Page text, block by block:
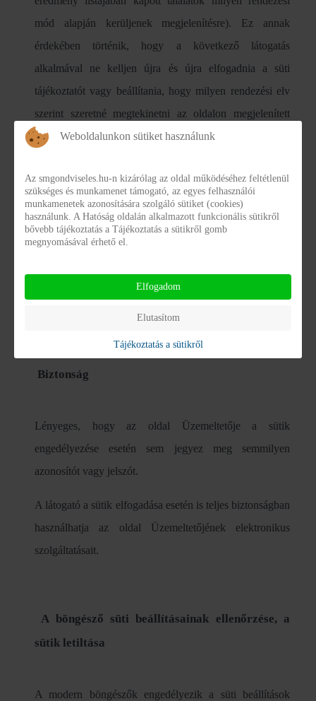
mód alapján kerüljenek megjelenítésre). Ez annak
érdekében történik, hogy a következő látogatás
alkalmával ne kelljen újra és újra elfogadnia a süti
tájékoztatót vagy beállítania, hogy milyen rendezési elv
szerint szeretné megtekinetni az oldalon megjelenített
tartalmakat. A preferenciákat tároló sütikben lévő
ugyan, de működhet.
A kényelmi sütikben személyes adatokat nem rögzítünk,
kizárólag egy azonosítószámot tárolunk, melyből az oldal
került. A kényelmi sütit a kliens gép böngészője tárolja 1
Biztonság
Lényeges, hogy az oldal Üzemeltetője a sütik
engedélyezése esetén sem jegyez meg semmilyen
azonosítót vagy jelszót.
A látogató a sütik elfogadása esetén is teljes biztonságban
használhatja az oldal Üzemeltetőjének elektronikus
szolgáltatásait.
A böngésző süti beállításainak ellenőrzése, a
sütik letiltása
A modern böngészők engedélyezik a süti beállítások
Weboldalunkon sütiket használunk
Az smgondviseles.hu-n kizárólag az oldal működéséhez feltétlenül
szükséges és munkamenet támogató, az egyes felhasználói
munkamenetek azonosítására szolgáló sütiket (cookies)
használunk. A Hatóság oldalán alkalmazott funkcionális sütikről
bővebb tájékoztatás a Tájékoztatás a sütikről gomb
megnyomásával érhető el.
Elfogadom
Elutasítom
Tájékoztatás a sütikről